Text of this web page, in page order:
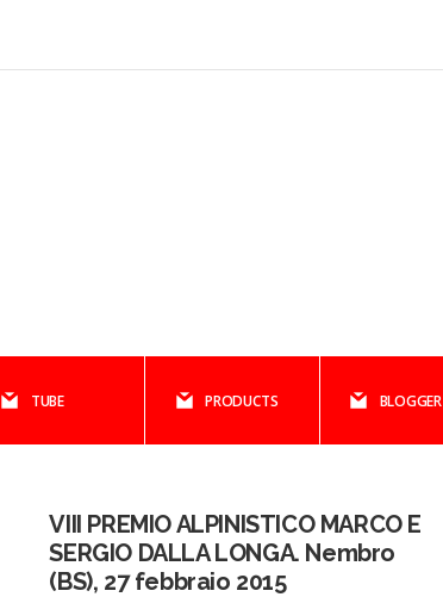
TUBE PRODUCTS BLOGGER
VIII PREMIO ALPINISTICO MARCO E
SERGIO DALLA LONGA. Nembro
(BS), 27 febbraio 2015